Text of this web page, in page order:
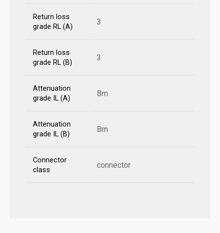
Return loss
grade RL (A)
3
Return loss
grade RL (B)
3
Attenuation
grade IL (A)
Bm
Attenuation
grade IL (B)
Bm
Connector
class
connector